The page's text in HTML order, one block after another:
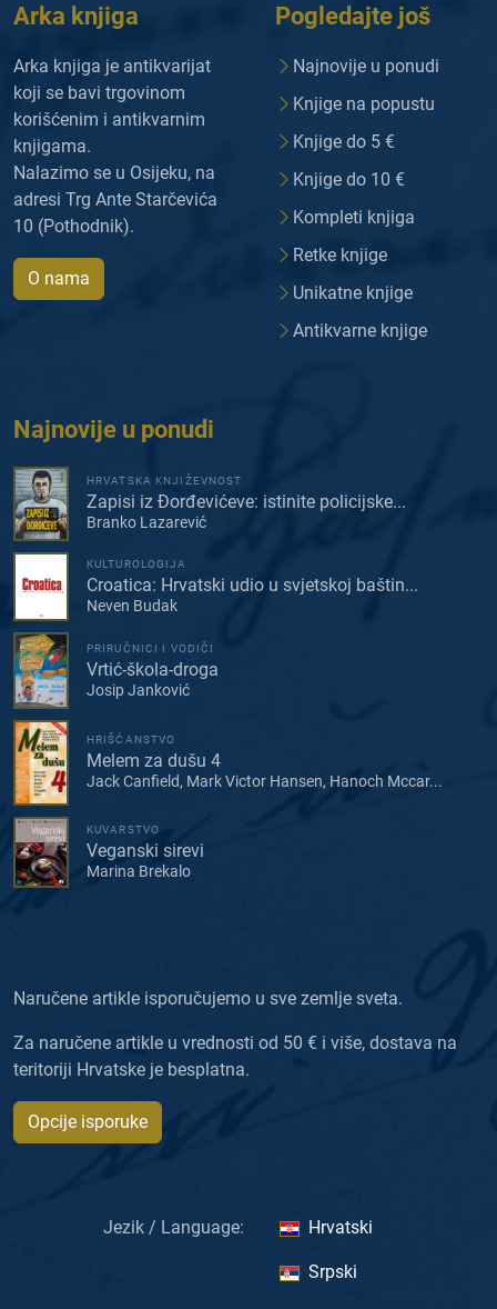
Arka knjiga
Arka knjiga je antikvarijat
koji se bavi trgovinom
korišćenim i antikvarnim
knjigama.
Nalazimo se u Osijeku, na
adresi Trg Ante Starčevića
10 (Pothodnik).
O nama
Pogledajte još
Najnovije u ponudi
Knjige na popustu
Knjige do 5 €
Knjige do 10 €
Kompleti knjiga
Retke knjige
Unikatne knjige
Antikvarne knjige
Najnovije u ponudi
HRVATSKA KNJIŽEVNOST
Zapisi iz Đorđevićeve: istinite policijske...
Branko Lazarević
KULTUROLOGIJA
Croatica: Hrvatski udio u svjetskoj baštin...
Neven Budak
PRIRUČNICI I VODIČI
Vrtić-škola-droga
Josip Janković
HRIŠĆANSTVO
Melem za dušu 4
Jack Canfield, Mark Victor Hansen, Hanoch Mccar...
KUVARSTVO
Veganski sirevi
Marina Brekalo
Naručene artikle isporučujemo u sve zemlje sveta.
Za naručene artikle u vrednosti od 50 € i više, dostava na
teritoriji Hrvatske je besplatna.
Opcije isporuke
Jezik / Language: Hrvatski
Srpski